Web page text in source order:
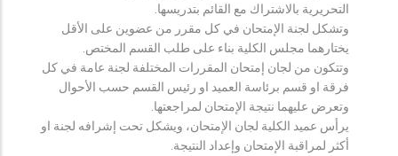
التحريرية بالاشتراك مع القائم بتدريسها.
وتشكل لجنة الإمتحان في كل مقرر من عضوين على الأقل
يختارهما مجلس الكلية بناء على طلب القسم المختص.
وتتكون من لجان إمتحان المقررات المختلفة لجنة عامة في كل
فرقة او قسم برئاسة العميد او رئيس القسم حسب الأحوال
وتعرض عليهما نتيجة الإمتحان لمراجعتها.
يرأس عميد الكلية لجان الإمتحان، ويشكل تحت إشرافه لجنة او
أكثر لمراقبة الإمتحان وإعداد النتيجة.